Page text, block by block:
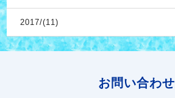
2017/(11)
お問い合わせ